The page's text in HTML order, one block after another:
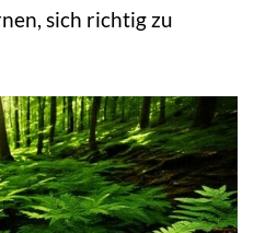
sich richtig zu